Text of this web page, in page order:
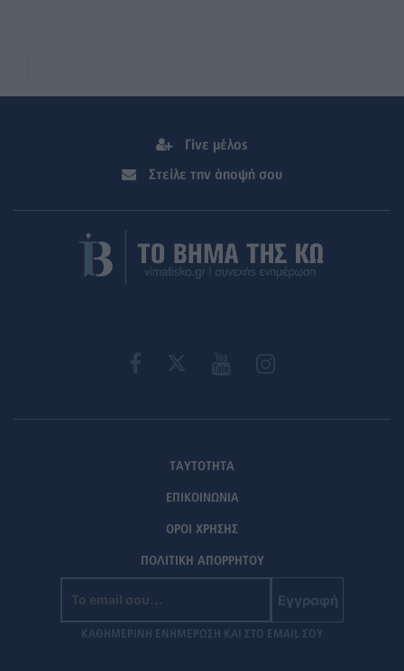
Γίνε μέλος
Στείλε την άποψή σου
ΤΑΥΤΟΤΗΤΑ
ΕΠΙΚΟΙΝΩΝΙΑ
ΟΡΟΙ ΧΡΗΣΗΣ
ΠΟΛΙΤΙΚΗ ΑΠΟΡΡΗΤΟΥ
Εγγραφή
ΚΑΘΗΜΕΡΙΝΗ ΕΝΗΜΕΡΩΣΗ ΚΑΙ ΣΤΟ EMAIL ΣΟΥ